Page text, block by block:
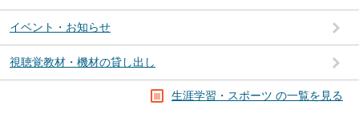
イベント・お知らせ
視聴覚教材・機材の貸し出し
生涯学習・スポーツ の一覧を見る